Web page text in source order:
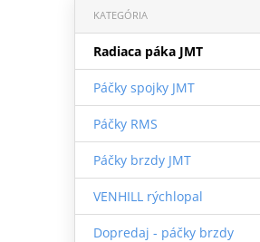
KATEGÓRIA
Radiaca páka JMT
Páčky spojky JMT
Páčky RMS
Páčky brzdy JMT
VENHILL rýchlopal
Dopredaj - páčky brzdy